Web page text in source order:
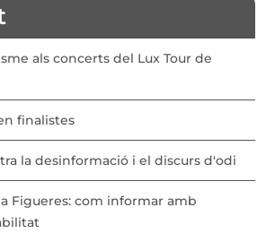
als concerts del Lux Tour de
finalistes
la desinformació i el discurs d'odi
Figueres: com informar amb